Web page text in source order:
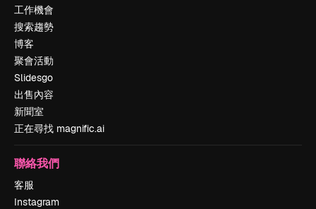
工作機會
搜索趨勢
博客
聚會活動
Slidesgo
出售內容
新聞室
正在尋找 magnific.ai
聯絡我們
客服
Instagram